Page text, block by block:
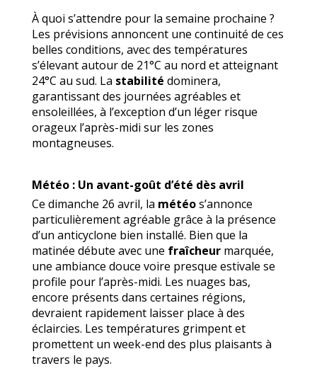
À quoi s’attendre pour la semaine prochaine ?
Les prévisions annoncent une continuité de ces
belles conditions, avec des températures
s’élevant autour de 21°C au nord et atteignant
24°C au sud. La stabilité dominera,
garantissant des journées agréables et
ensoleillées, à l’exception d’un léger risque
orageux l’après-midi sur les zones
montagneuses.
Météo : Un avant-goût d’été dès avril
Ce dimanche 26 avril, la météos’annonce
particulièrement agréable grâce à la présence
d’un anticyclone bien installé. Bien que la
matinée débute avec une fraîcheurmarquée,
une ambiance douce voire presque estivale se
profile pour l’après-midi. Les nuages bas,
encore présents dans certaines régions,
devraient rapidement laisser place à des
éclaircies. Les températures grimpent et
promettent un week-end des plus plaisants à
travers le pays.